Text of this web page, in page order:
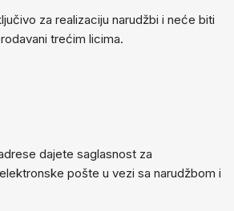
za realizaciju narudžbi i neće biti
trećim licima.
dajete saglasnost za
pošte u vezi sa narudžbom i